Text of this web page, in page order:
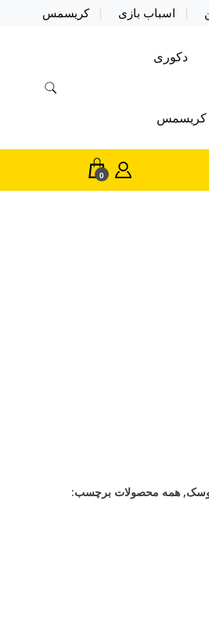
اسباب بازی کریسمس
دکوری
کریسمس
0
, همه محصولات برچسب: